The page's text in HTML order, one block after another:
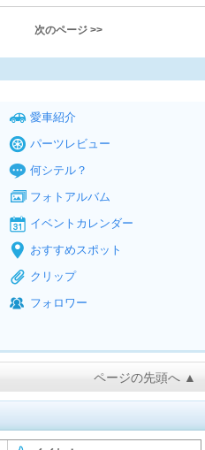
次のページ >>
愛車紹介
パーツレビュー
何シテル？
フォトアルバム
イベントカレンダー
おすすめスポット
クリップ
フォロワー
ページの先頭へ ▲